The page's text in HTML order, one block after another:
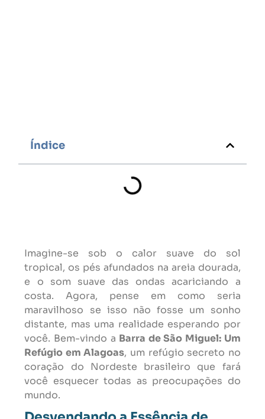
Índice
Imagine-se sob o calor suave do sol
tropical, os pés afundados na areia dourada,
e o som suave das ondas acariciando a
costa. Agora, pense em como seria
maravilhoso se isso não fosse um sonho
distante, mas uma realidade esperando por
você. Bem-vindo a Barra de São Miguel: Um
Refúgio em Alagoas, um refúgio secreto no
coração do Nordeste brasileiro que fará
você esquecer todas as preocupações do
mundo.